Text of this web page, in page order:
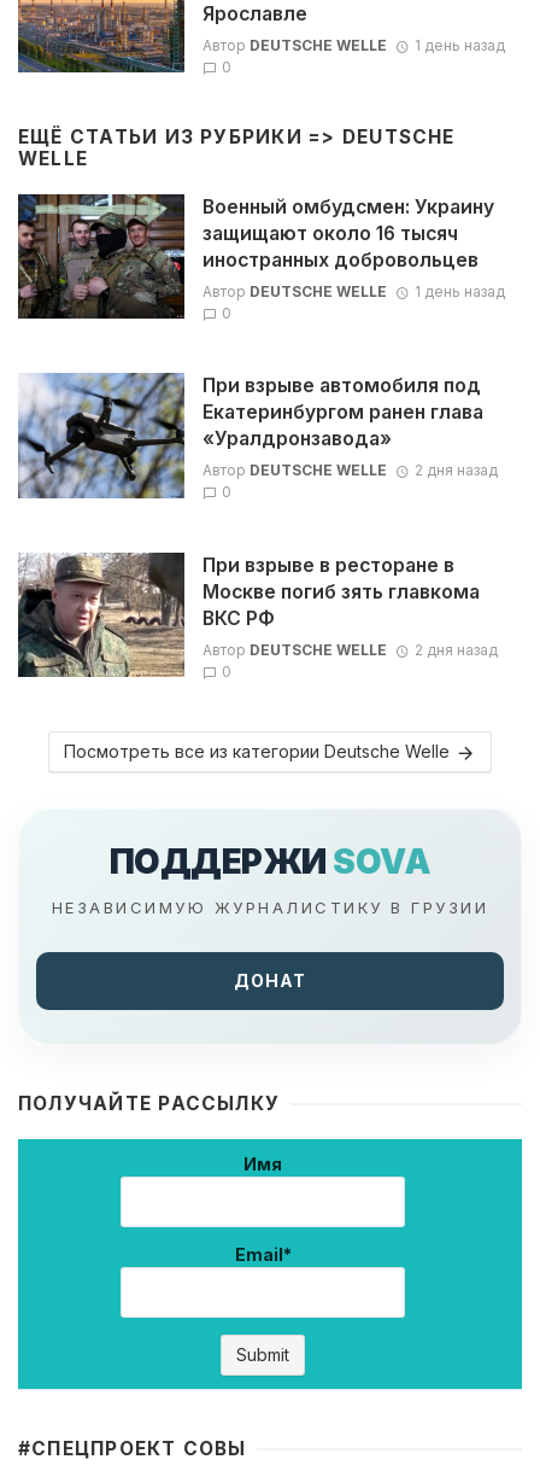
Ярославле
Автор DEUTSCHE WELLE
1 день назад
0
ЕЩЁ СТАТЬИ ИЗ РУБРИКИ => DEUTSCHE
WELLE
Военный омбудсмен: Украину
защищают около 16 тысяч
иностранных добровольцев
Автор DEUTSCHE WELLE
1 день назад
0
При взрыве автомобиля под
Екатеринбургом ранен глава
«Уралдронзавода»
Автор DEUTSCHE WELLE
2 дня назад
0
При взрыве в ресторане в
Москве погиб зять главкома
ВКС РФ
Автор DEUTSCHE WELLE
2 дня назад
0
Посмотреть все из категории Deutsche Welle
ПОДДЕРЖИ SOVA
НЕЗАВИСИМУЮ ЖУРНАЛИСТИКУ В ГРУЗИИ
ДОНАТ
ПОЛУЧАЙТЕ РАССЫЛКУ
Имя
Email*
#CПЕЦПРОЕКТ СОВЫ